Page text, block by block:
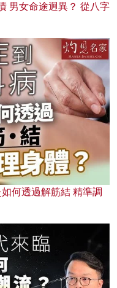
男女命途迥異？ 從八字
何透過解筋結 精準調